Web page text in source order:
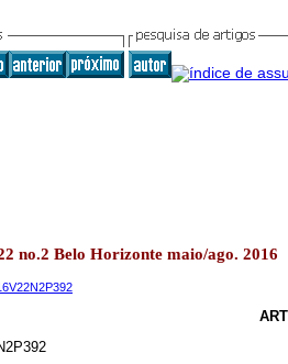
no.2 Belo Horizonte maio/ago. 2016